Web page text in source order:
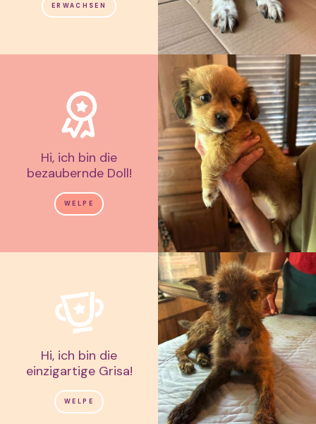
ERWACHSEN
Hi, ich bin die
bezaubernde Doll!
WELPE
Hi, ich bin die
einzigartige Grisa!
WELPE